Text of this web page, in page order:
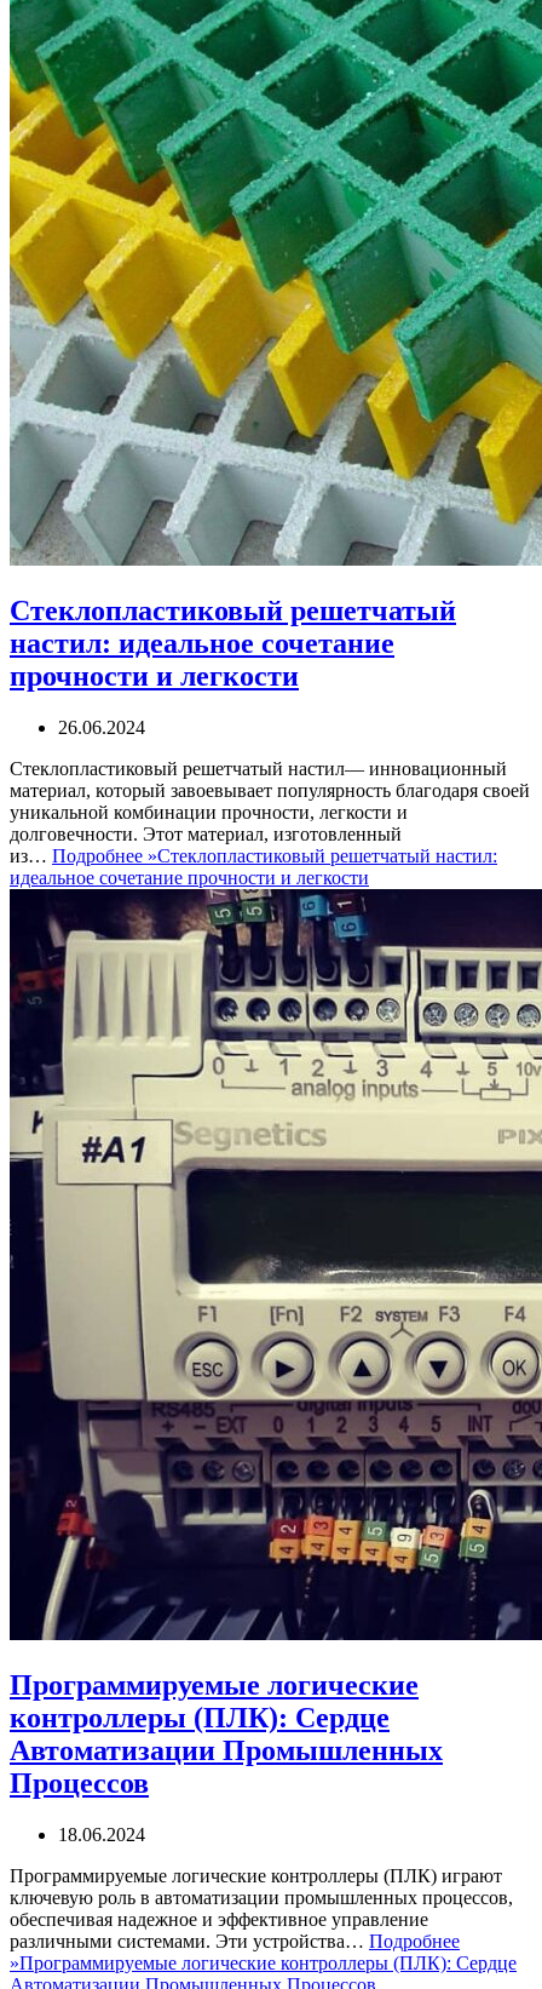
Стеклопластиковый решетчатый
настил: идеальное сочетание
прочности и легкости
26.06.2024
Стеклопластиковый решетчатый настил— инновационный
материал, который завоевывает популярность благодаря своей
уникальной комбинации прочности, легкости и
долговечности. Этот материал, изготовленный
из… Подробнее »Стеклопластиковый решетчатый настил:
идеальное сочетание прочности и легкости
Программируемые логические
контроллеры (ПЛК): Сердце
Автоматизации Промышленных
Процессов
18.06.2024
Программируемые логические контроллеры (ПЛК) играют
ключевую роль в автоматизации промышленных процессов,
обеспечивая надежное и эффективное управление
различными системами. Эти устройства… Подробнее
»Программируемые логические контроллеры (ПЛК): Сердце
Автоматизации Промышленных Процессов